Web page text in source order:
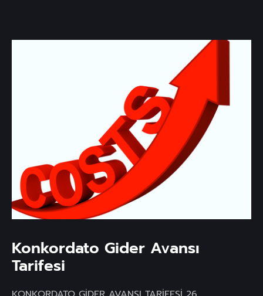
Konkordato Gider Avansı
Tarifesi